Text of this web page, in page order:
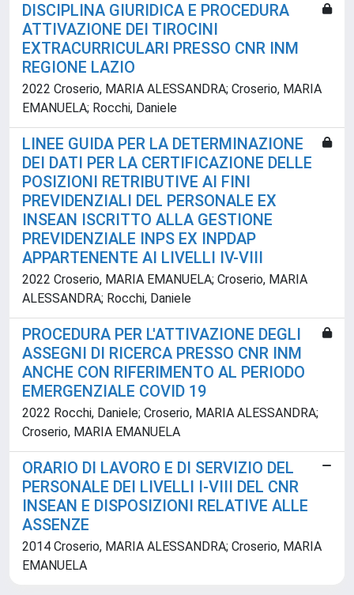
DISCIPLINA GIURIDICA E PROCEDURA
ATTIVAZIONE DEI TIROCINI
EXTRACURRICULARI PRESSO CNR INM
REGIONE LAZIO
2022 Croserio, MARIA ALESSANDRA; Croserio, MARIA
EMANUELA; Rocchi, Daniele
LINEE GUIDA PER LA DETERMINAZIONE
DEI DATI PER LA CERTIFICAZIONE DELLE
POSIZIONI RETRIBUTIVE AI FINI
PREVIDENZIALI DEL PERSONALE EX
INSEAN ISCRITTO ALLA GESTIONE
PREVIDENZIALE INPS EX INPDAP
APPARTENENTE AI LIVELLI IV-VIII
2022 Croserio, MARIA EMANUELA; Croserio, MARIA
ALESSANDRA; Rocchi, Daniele
PROCEDURA PER L'ATTIVAZIONE DEGLI
ASSEGNI DI RICERCA PRESSO CNR INM
ANCHE CON RIFERIMENTO AL PERIODO
EMERGENZIALE COVID 19
2022 Rocchi, Daniele; Croserio, MARIA ALESSANDRA;
Croserio, MARIA EMANUELA
ORARIO DI LAVORO E DI SERVIZIO DEL
PERSONALE DEI LIVELLI I-VIII DEL CNR
INSEAN E DISPOSIZIONI RELATIVE ALLE
ASSENZE
2014 Croserio, MARIA ALESSANDRA; Croserio, MARIA
EMANUELA